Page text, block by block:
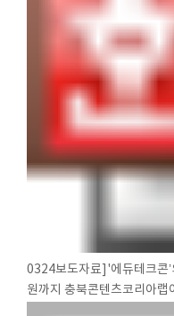
0324보도자료]'에듀테크콘’
원까지 충북콘텐츠코리아